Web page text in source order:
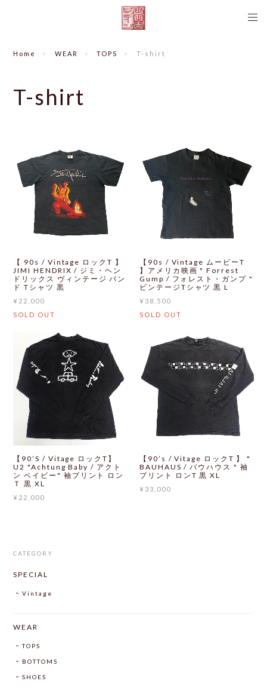
Home WEAR TOPS T-shirt
T-shirt
【 90s / Vintage ロックT 】
JIMI HENDRIX / ジミ・ヘン
ドリックス ヴィンテージ バン
ド Tシャツ 黒
¥22,000
SOLD OUT
【90s / Vintage ムービーT
】アメリカ映画 " Forrest
Gump / フォレスト・ガンプ "
ビンテージTシャツ 黒 L
¥38,500
SOLD OUT
【90’S / Vitage ロックT】
U2 "Achtung Baby / アクト
ン ベイビー" 袖プリント ロン
Ｔ 黒 XL
¥22,000
【90’s / Vitage ロックT 】 "
BAUHAUS / バウハウス " 袖
プリント ロンT 黒 XL
¥33,000
CATEGORY
SPECIAL
Vintage
WEAR
TOPS
BOTTOMS
SHOES